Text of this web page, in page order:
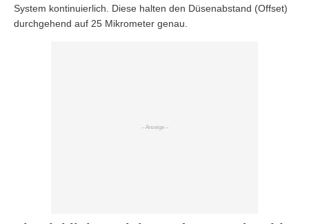
System kontinuierlich. Diese halten den Düsenabstand (Offset)
durchgehend auf 25 Mikrometer genau.